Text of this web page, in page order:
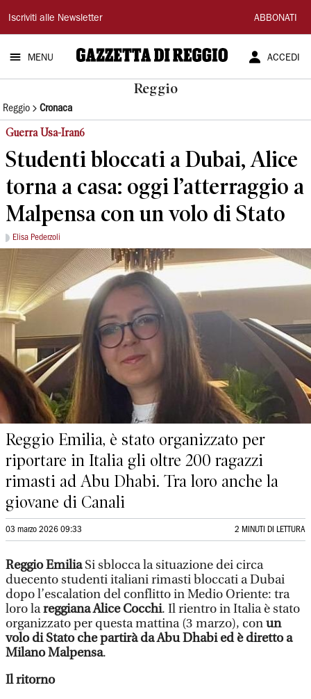
Gazzetta
di
Reggio
Iscriviti alle Newsletter ABBONATI
MENU ACCEDI
Reggio
Reggio Cronaca
Guerra Usa-Iran6
Studenti bloccati a Dubai, Alice
torna a casa: oggi l’atterraggio a
Malpensa con un volo di Stato
Elisa Pederzoli
Reggio Emilia, è stato organizzato per
riportare in Italia gli oltre 200 ragazzi
rimasti ad Abu Dhabi. Tra loro anche la
giovane di Canali
03 marzo 2026 09:33 2 MINUTI DI LETTURA
Reggio EmiliaSi sblocca la situazione dei circa
duecento studenti italiani rimasti bloccati a Dubai
dopo l’escalation del conflitto in Medio Oriente: tra
loro lareggiana Alice Cocchi. Il rientro in Italia è stato
organizzato per questa mattina (3 marzo), conun
volo di Stato che partirà da Abu Dhabi ed è diretto a
Milano Malpensa.
Il ritorno